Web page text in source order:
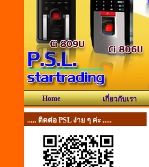
Home เกี่ยวกับเรา
..... ติดต่อ PSL ง่าย ๆ ค่ะ .....